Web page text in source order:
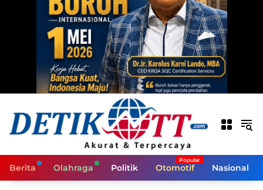
Berita Olahraga Politik Otomotif Nasional